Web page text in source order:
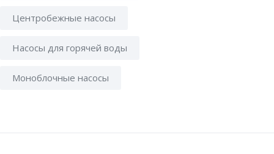
Центробежные насосы
Насосы для горячей воды
Моноблочные насосы